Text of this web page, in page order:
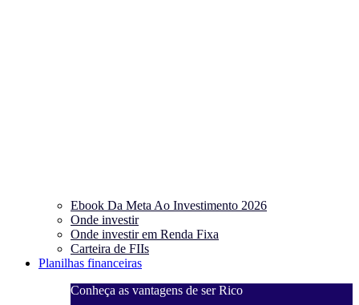
Ebook Da Meta Ao Investimento 2026
Onde investir
Onde investir em Renda Fixa
Carteira de FIIs
Planilhas financeiras
Conheça as vantagens de ser Rico